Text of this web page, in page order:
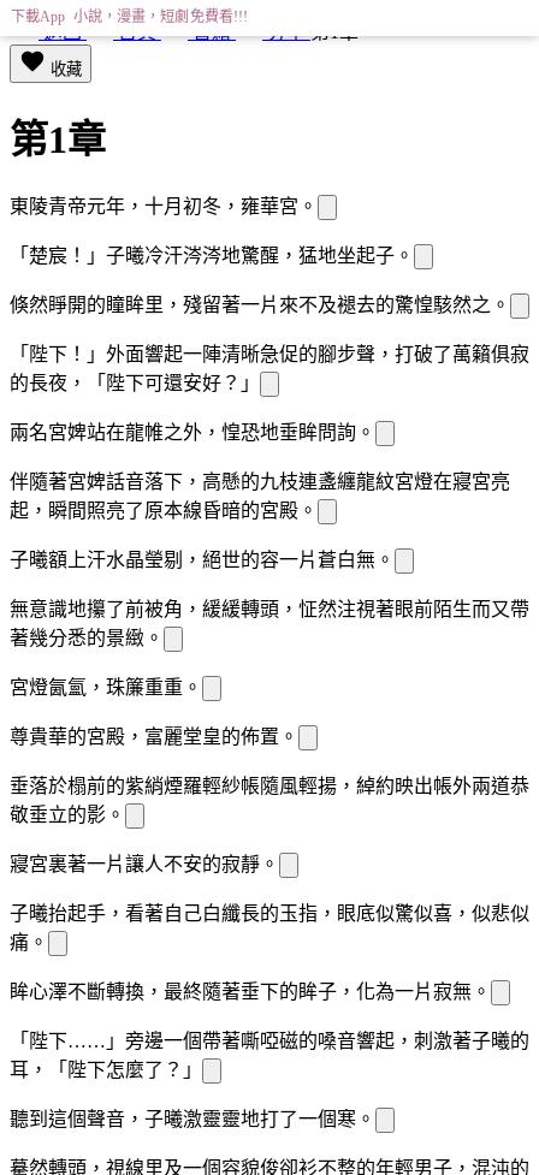
下載App 小說，漫畫，短劇免費看!!!
返回 首頁 書籍 分享 第1章
收藏
第1章
東陵青帝元年，十月初冬，雍華宮。
「楚宸！」子曦冷汗涔涔地驚醒，猛地坐起子。
倏然睜開的瞳眸里，殘留著一片來不及褪去的驚惶駭然之 。
「陛下！」外面響起一陣清晰急促的腳步聲，打破了萬籟俱寂
的長夜，「陛下可還安好？」
兩名宮婢站在龍帷之外，惶恐地垂眸問詢。
伴隨著宮婢話音落下，高懸的九枝連盞纏龍紋宮燈在寢宮亮
起，瞬間照亮了原本線昏暗的宮殿。
子曦額上汗水晶瑩剔 ，絕世的容一片蒼白無 。
無意識地攥了前被角， 緩緩轉頭，怔然注視著眼前陌生而又帶
著幾分悉的景緻。
宮燈氤氳，珠簾重重。
尊貴華的宮殿，富麗堂皇的佈置。
垂落於榻前的紫綃煙羅輕紗帳隨風輕揚，綽約映出帳外兩道恭
敬垂立的影。
寢宮裏著一片讓人不安的寂靜。
子曦抬起手，看著自己白纖長的玉指，眼底似驚似喜，似悲似
痛。
眸心澤不斷轉換，最終隨著垂下的眸子，化為一片寂無。
「陛下……」旁邊一個帶著嘶啞磁的嗓音響起，刺激著子曦的
耳 ，「陛下怎麼了？」
聽到這個聲音，子曦激靈靈地打了一個寒 。
驀然轉頭，視線里及一個容貌俊卻衫不整的年輕男子，混沌的